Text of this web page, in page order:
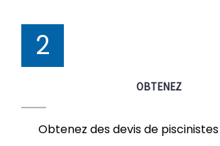
2
OBTENEZ
Obtenez des devis de